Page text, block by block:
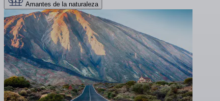
Amantes de la naturaleza